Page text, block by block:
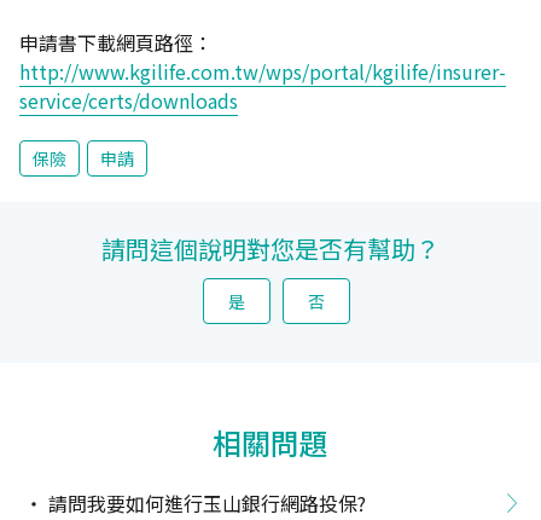
申請書下載網頁路徑：
http://www.kgilife.com.tw/wps/portal/kgilife/insurer-
service/certs/downloads
保險 申請
請問這個說明對您是否有幫助？
是 否
相關問題
請問我要如何進行玉山銀行網路投保?